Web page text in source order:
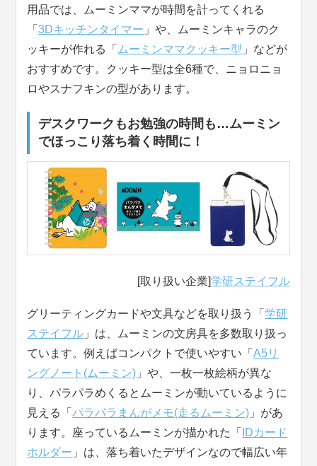
用品では、ムーミンママが時間を計ってくれる
「3Dキッチンタイマー 」や、ムーミンキャラのク
ッキーが作れる「 ムーミンママクッキー型 」などが
おすすめです。クッキー型は全6種で、ニョロニョ
ロやスナフキンの型があります。
デスクワークもお勉強の時間も…ムーミン
でほっこり落ち着く時間に！
[取り扱い企業]学研ステイフル
グリーティングカードや文具などを取り扱う「学研
ステイフル 」は、ムーミンの文房具を多数取り扱っ
ています。例えばコンパクトで使いやすい「A5リ
ングノート(ムーミン) 」や、一枚一枚絵柄が異な
り、パラパラめくるとムーミンが動いているように
見える「パラパラまんがメモ(走るムーミン) 」があ
ります。座っているムーミンが描かれた「
IDカード
ホルダー 」は、落ち着いたデザインなので幅広い年